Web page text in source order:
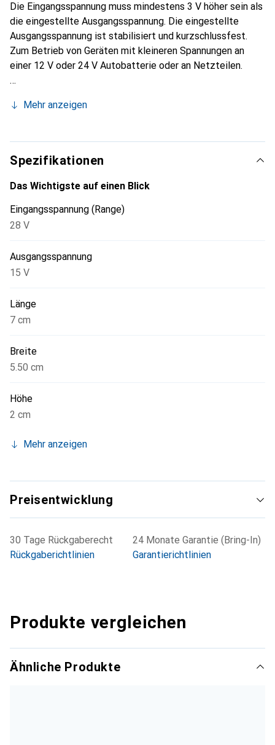
Die Eingangsspannung muss mindestens 3 V höher sein als
die eingestellte Ausgangsspannung. Die eingestellte
Ausgangsspannung ist stabilisiert und kurzschlussfest.
Zum Betrieb von Geräten mit kleineren Spannungen an
einer 12 V oder 24 V Autobatterie oder an Netzteilen.
Mehr anzeigen
Spezifikationen
Das Wichtigste auf einen Blick
Eingangsspannung (Range)
28 V
Ausgangsspannung
15 V
Länge
7 cm
Breite
5.50 cm
Höhe
2 cm
Mehr anzeigen
Preisentwicklung
30 Tage Rückgaberecht
Rückgaberichtlinien
24 Monate Garantie (Bring-In)
Garantierichtlinien
Produkte vergleichen
Ähnliche Produkte